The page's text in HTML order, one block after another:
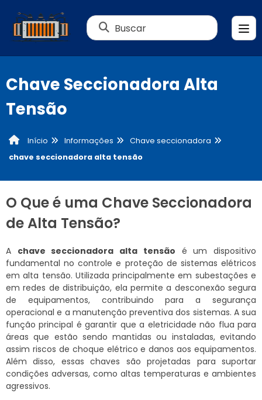
Buscar
Chave Seccionadora Alta
Tensão
Início Informações
Chave seccionadora
chave seccionadora alta tensão
O Que é uma Chave Seccionadora
de Alta Tensão?
A chave seccionadora alta tensão é um dispositivo
fundamental no controle e proteção de sistemas elétricos
em alta tensão. Utilizada principalmente em subestações e
em redes de distribuição, ela permite a desconexão segura
de equipamentos, contribuindo para a segurança
operacional e a manutenção preventiva dos sistemas. A sua
função principal é garantir que a eletricidade não flua para
áreas que estão sendo mantidas ou instaladas, evitando
assim riscos de choque elétrico e danos aos equipamentos.
Além disso, essas chaves são projetadas para suportar
condições adversas, como altas temperaturas e ambientes
agressivos.